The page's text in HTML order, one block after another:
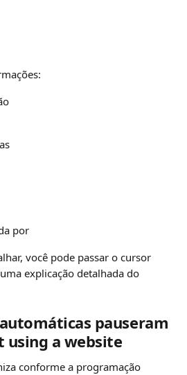
por
você pode passar o cursor
explicação detalhada do
pauseram
using a website
conforme a programação